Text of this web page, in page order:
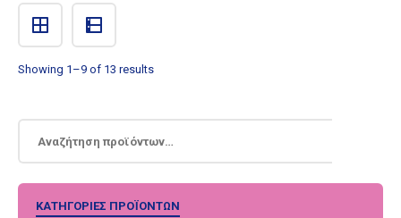
Showing 1–9 of 13 results
ΚΑΤΗΓΟΡΊΕΣ ΠΡΟΪΌΝΤΩΝ